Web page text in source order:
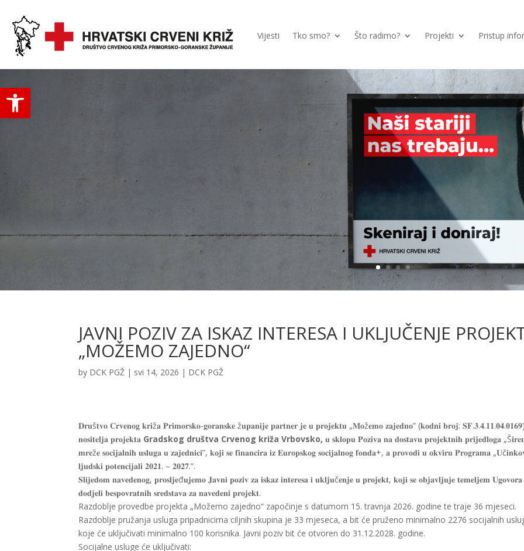
Open toolbar
Vijesti Tko smo? Što radimo? Projekti Pristup
JAVNI POZIV ZA ISKAZ INTERESA I UKLJUČENJE
„MOŽEMO ZAJEDNO“
by DCK PGŽ | svi 14, 2026 | DCK PGŽ
𝐃𝐫𝐮š𝐭𝐯𝐨 𝐂𝐫𝐯𝐞𝐧𝐨𝐠 𝐤𝐫𝐢ž𝐚 𝐏𝐫𝐢𝐦𝐨𝐫𝐬𝐤𝐨-𝐠𝐨𝐫𝐚𝐧𝐬𝐤𝐞 ž𝐮𝐩𝐚𝐧𝐢𝐣𝐞 𝐩𝐚𝐫𝐭𝐧𝐞𝐫 𝐣𝐞 𝐮 𝐩𝐫𝐨𝐣𝐞𝐤𝐭𝐮 „𝐌𝐨ž𝐞𝐦𝐨 𝐳𝐚𝐣𝐞𝐝𝐧𝐨“ (𝐤𝐨𝐝𝐧𝐢 𝐛𝐫𝐨𝐣:
𝐧𝐨𝐬𝐢𝐭𝐞𝐥𝐣𝐚 𝐩𝐫𝐨𝐣𝐞𝐤𝐭𝐚 Gradskog društva Crvenog križa Vrbovsko,𝐮 𝐬𝐤𝐥𝐨𝐩𝐮 𝐏𝐨𝐳𝐢𝐯𝐚 𝐧𝐚 𝐝𝐨𝐬𝐭𝐚𝐯𝐮 𝐩𝐫𝐨𝐣𝐞𝐤𝐭𝐧𝐢𝐡 𝐩𝐫𝐢𝐣𝐞𝐝𝐥𝐨𝐠𝐚
𝐦𝐫𝐞ž𝐞 𝐬𝐨𝐜𝐢𝐣𝐚𝐥𝐧𝐢𝐡 𝐮𝐬𝐥𝐮𝐠𝐚 𝐮 𝐳𝐚𝐣𝐞𝐝𝐧𝐢𝐜𝐢“, 𝐤𝐨𝐣𝐢 𝐬𝐞 𝐟𝐢𝐧𝐚𝐧𝐜𝐢𝐫𝐚 𝐢𝐳 𝐄𝐮𝐫𝐨𝐩𝐬𝐤𝐨𝐠 𝐬𝐨𝐜𝐢𝐣𝐚𝐥𝐧𝐨𝐠 𝐟𝐨𝐧𝐝𝐚+, 𝐚 𝐩𝐫𝐨𝐯𝐨𝐝𝐢 𝐮 𝐨𝐤𝐯𝐢𝐫𝐮 𝐏𝐫𝐨𝐠𝐫𝐚𝐦𝐚
𝐥𝐣𝐮𝐝𝐬𝐤𝐢 𝐩𝐨𝐭𝐞𝐧𝐜𝐢𝐣𝐚𝐥𝐢 𝟐𝟎𝟐𝟏. – 𝟐𝟎𝟐𝟕.“.
𝐒𝐥𝐢𝐣𝐞𝐝𝐨𝐦 𝐧𝐚𝐯𝐞𝐝𝐞𝐧𝐨𝐠, 𝐩𝐫𝐨𝐬𝐥𝐣𝐞đ𝐮𝐣𝐞𝐦𝐨 𝐉𝐚𝐯𝐧𝐢 𝐩𝐨𝐳𝐢𝐯 𝐳𝐚 𝐢𝐬𝐤𝐚𝐳 𝐢𝐧𝐭𝐞𝐫𝐞𝐬𝐚 𝐢 𝐮𝐤𝐥𝐣𝐮č𝐞𝐧𝐣𝐞 𝐮 𝐩𝐫𝐨𝐣𝐞𝐤𝐭, 𝐤𝐨𝐣𝐢 𝐬𝐞 𝐨𝐛𝐣𝐚𝐯𝐥𝐣𝐮𝐣𝐞 𝐭𝐞𝐦𝐞𝐥𝐣𝐞𝐦
𝐝𝐨𝐝𝐣𝐞𝐥𝐢 𝐛𝐞𝐬𝐩𝐨𝐯𝐫𝐚𝐭𝐧𝐢𝐡 𝐬𝐫𝐞𝐝𝐬𝐭𝐚𝐯𝐚 𝐳𝐚 𝐧𝐚𝐯𝐞𝐝𝐞𝐧𝐢 𝐩𝐫𝐨𝐣𝐞𝐤𝐭.
Razdoblje provedbe projekta „Možemo zajedno“ započinje s datumom 15. travnja 2026. godine te traje 36 mjeseci.
Razdoblje pružanja usluga pripadnicima ciljnih skupina je 33 mjeseca, a bit će pruženo minimalno 2276 socijalnih
koje će uključivati minimalno 100 korisnika. Javni poziv bit će otvoren do 31.12.2028. godine.
Socijalne usluge će uključivati: